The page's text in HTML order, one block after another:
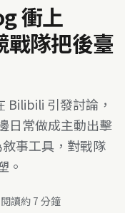
衝上
隊把後臺
Bilibili 引發討論，
日常做成主動出擊
事工具，對戰隊
。
閱讀約 7 分鐘